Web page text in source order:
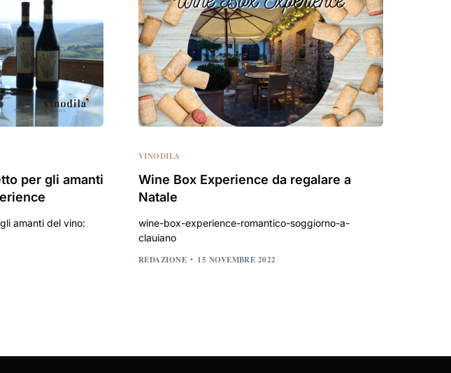
per gli amanti
amanti del vino:
VINODILA
Wine Box Experience da regalare a
Natale
wine-box-experience-romantico-soggiorno-a-
clauiano
REDAZIONE 15 NOVEMBRE 2022